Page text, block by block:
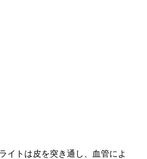
イトは皮を突き通し、血管によ